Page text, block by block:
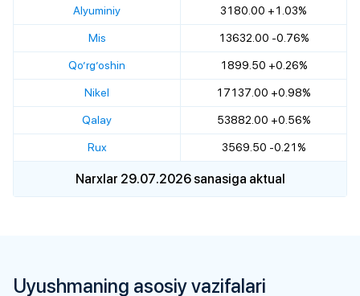
Alyuminiy 3180.00 +1.03%
Mis 13632.00 -0.76%
Qo’rg’oshin 1899.50 +0.26%
Nikel 17137.00 +0.98%
Qalay 53882.00 +0.56%
Rux 3569.50 -0.21%
Narxlar 29.07.2026 sanasiga aktual
Uyushmaning asosiy vazifalari